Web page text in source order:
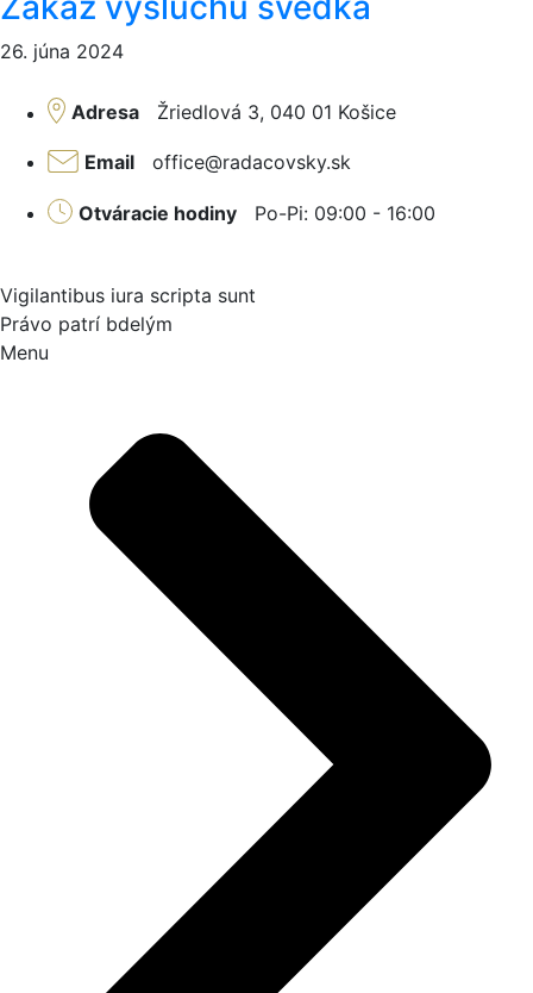
26. júna 2024
Adresa Žriedlová 3, 040 01 Košice
Emailoffice@radacovsky.sk
Otváracie hodiny Po-Pi: 09:00 - 16:00
Vigilantibus iura scripta sunt
Právo patrí bdelým
Menu